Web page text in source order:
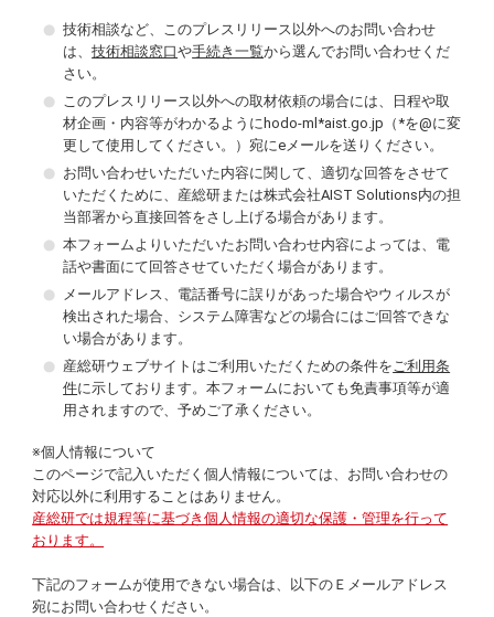
技術相談など、このプレスリリース以外へのお問い合わせ
は、技術相談窓口や手続き一覧から選んでお問い合わせくだ
さい。
このプレスリリース以外への取材依頼の場合には、日程や取
材企画・内容等がわかるようにhodo-ml*aist.go.jp（*を@に変
更して使用してください。）宛にeメールを送りください。
お問い合わせいただいた内容に関して、適切な回答をさせて
いただくために、産総研または株式会社AIST Solutions内の担
当部署から直接回答をさし上げる場合があります。
本フォームよりいただいたお問い合わせ内容によっては、電
話や書面にて回答させていただく場合があります。
メールアドレス、電話番号に誤りがあった場合やウィルスが
検出された場合、システム障害などの場合にはご回答できな
い場合があります。
産総研ウェブサイトはご利用いただくための条件を ご利用条
件に示しております。本フォームにおいても免責事項等が適
用されますので、予めご了承ください。
※個人情報について
このページで記入いただく個人情報については、お問い合わせの
対応以外に利用することはありません。
産総研では規程等に基づき個人情報の適切な保護・管理を行って
おります。
下記のフォームが使用できない場合は、以下のＥメールアドレス
宛にお問い合わせください。